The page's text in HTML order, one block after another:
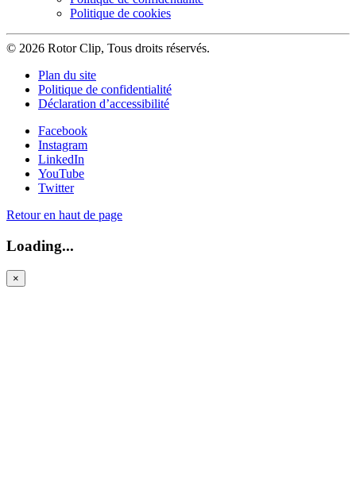
Politique de cookies
© 2026 Rotor Clip, Tous droits réservés.
Plan du site
Politique de confidentialité
Déclaration d’accessibilité
Facebook
Instagram
LinkedIn
YouTube
Twitter
Retour en haut de page
Loading...
×